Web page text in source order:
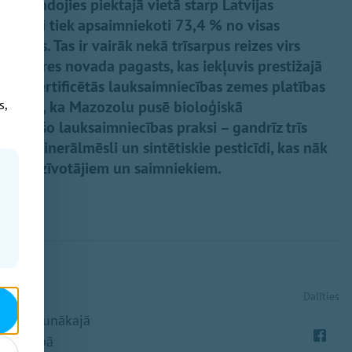
ierindojies piektajā vietā starp Latvijas
tiek apsaimniekoti 73,4 % no visas
Tas ir vairāk nekā trīsarpus reizes virs
Ogres novada pagasts, kas iekļuvis prestižajā
sertificētās lauksaimniecības zemes platības
ka Mazozolu pusē bioloģiskā
lauksaimniecības praksi – gandrīz trīs
minerālmēsli un sintētiskie pesticīdi, kas nāk
iedzīvotājiem un saimniekiem.
jaunākajā
Dalīties